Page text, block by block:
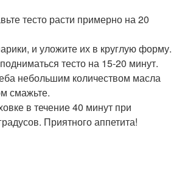
тесто расти примерно на 20
и уложите их в круглую форму.
тесто на 15-20 минут.
небольшим количеством масла
смажьте.
в течение 40 минут при
Приятного аппетита!